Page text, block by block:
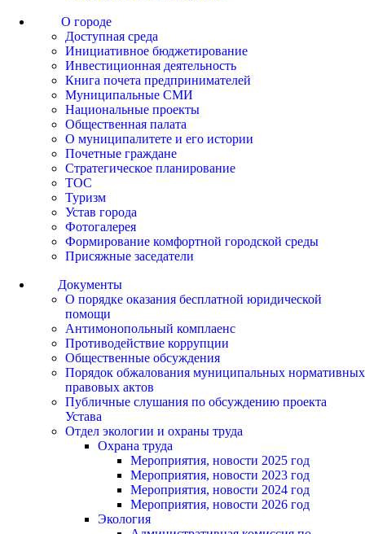
О городе
Доступная среда
Инициативное бюджетирование
Инвестиционная деятельность
Книга почета предпринимателей
Муниципальные СМИ
Национальные проекты
Общественная палата
О муниципалитете и его истории
Почетные граждане
Стратегическое планирование
ТОС
Туризм
Устав города
Фотогалерея
Формирование комфортной городской среды
Присяжные заседатели
Документы
О порядке оказания бесплатной юридической
помощи
Антимонопольный комплаенс
Противодействие коррупции
Общественные обсуждения
Порядок обжалования муниципальных нормативных
правовых актов
Публичные слушания по обсуждению проекта
Устава
Отдел экологии и охраны труда
Охрана труда
Мероприятия, новости 2025 год
Мероприятия, новости 2023 год
Мероприятия, новости 2024 год
Мероприятия, новости 2026 год
Экология